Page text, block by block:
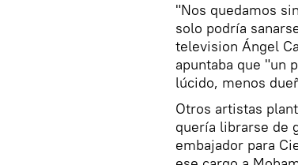
"Nos quedamos
solo podría
television Ángel
apuntaba que "un
lúcido, menos
Otros artistas
quería librarse de
embajador para